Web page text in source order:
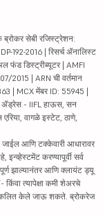
सेबी रजिस्ट्रेशन:
192-2016 | रिसर्च ॲनालिस्ट
फंड डिस्ट्रीब्यूटर | AMFI
2015 | ARN ची वर्तमान
| MCX मेंबर ID: 55945 |
ॲड्रेस - IIFL हाऊस, सन
वागळे इस्टेट, ठाणे,
आणि टक्केवारी आधारावर
इन्व्हेस्टमेंट करण्यापूर्वी सर्व
झाल्यानंतर आणि क्लायंट ड्यू
त्यापेक्षा कमी शेअरचे
केले जाऊ शकते. ब्रोकरेज